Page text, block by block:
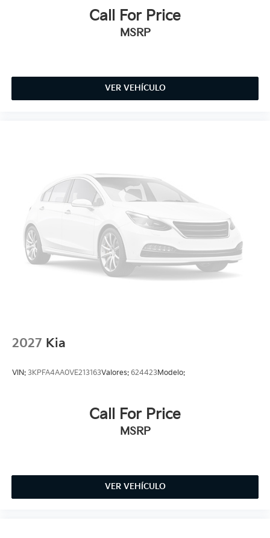
Call For Price
MSRP
VER VEHÍCULO
2027 Kia
VIN: 3KPFA4AA0VE213163Valores: 624423Modelo:
Call For Price
MSRP
VER VEHÍCULO